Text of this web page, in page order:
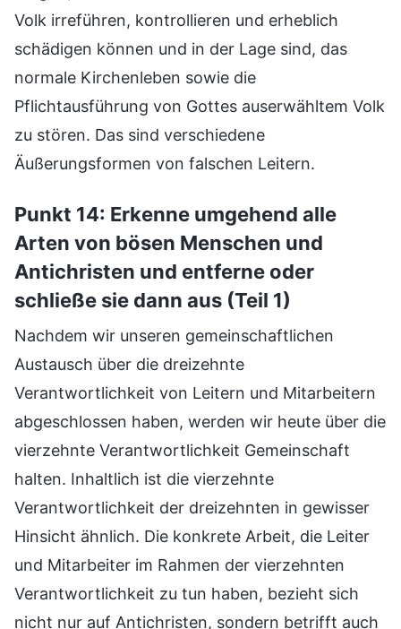
Volk irreführen, kontrollieren und erheblich
schädigen können und in der Lage sind, das
normale Kirchenleben sowie die
Pflichtausführung von Gottes auserwähltem Volk
zu stören. Das sind verschiedene
Äußerungsformen von falschen Leitern.
Punkt 14: Erkenne umgehend alle
Arten von bösen Menschen und
Antichristen und entferne oder
schließe sie dann aus (Teil 1)
Nachdem wir unseren gemeinschaftlichen
Austausch über die dreizehnte
Verantwortlichkeit von Leitern und Mitarbeitern
abgeschlossen haben, werden wir heute über die
vierzehnte Verantwortlichkeit Gemeinschaft
halten. Inhaltlich ist die vierzehnte
Verantwortlichkeit der dreizehnten in gewisser
Hinsicht ähnlich. Die konkrete Arbeit, die Leiter
und Mitarbeiter im Rahmen der vierzehnten
Verantwortlichkeit zu tun haben, bezieht sich
nicht nur auf Antichristen, sondern betrifft auch